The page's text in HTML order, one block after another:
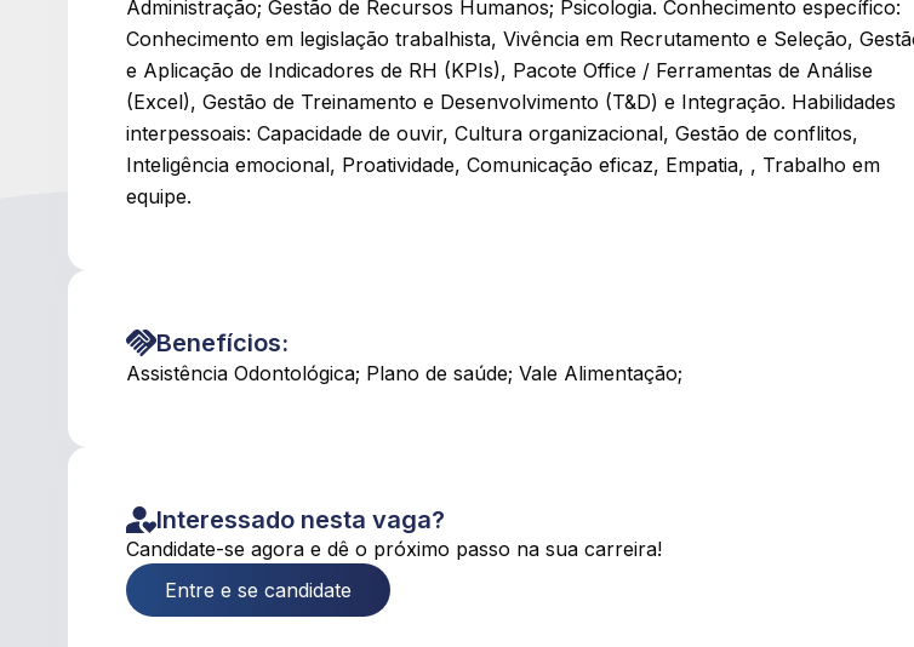
Administração; Gestão de Recursos Humanos; Psicologia. Conhecimento específico:
Conhecimento em legislação trabalhista, Vivência em Recrutamento e Seleção,
e Aplicação de Indicadores de RH (KPIs), Pacote Office / Ferramentas de Análise
(Excel), Gestão de Treinamento e Desenvolvimento (T&D) e Integração. Habilidades
interpessoais: Capacidade de ouvir, Cultura organizacional, Gestão de conflitos,
Inteligência emocional, Proatividade, Comunicação eficaz, Empatia, , Trabalho em
equipe.
Benefícios:
Assistência Odontológica; Plano de saúde; Vale Alimentação;
Interessado nesta vaga?
Candidate-se agora e dê o próximo passo na sua carreira!
Entre e se candidate